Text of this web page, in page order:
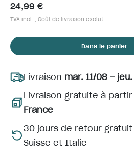
24,99 €
TVA incl. , Coût de livraison exclut
Dans le panier
Livraison mar. 11/08 –
Livraison gratuite à partir
France
30 jours de retour gratuit
Suisse et Italie